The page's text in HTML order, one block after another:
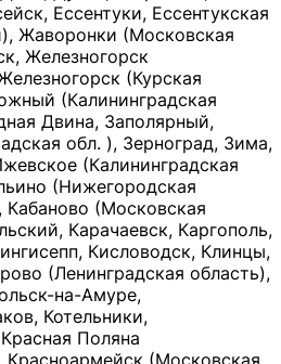
Ессентуки, Ессентукская
Жаворонки (Московская
Железногорск
(Курская
(Калининградская
Двина, Заполярный,
обл. ), Зерноград, Зима,
(Калининградская
(Нижегородская
(Московская
Карачаевск, Каргополь,
Кисловодск, Клинцы,
(Ленинградская область),
на-Амуре,
Котельники,
Поляна
Красноармейск (Московская